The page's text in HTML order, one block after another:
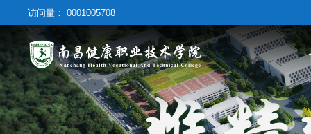
访问量：0001005708